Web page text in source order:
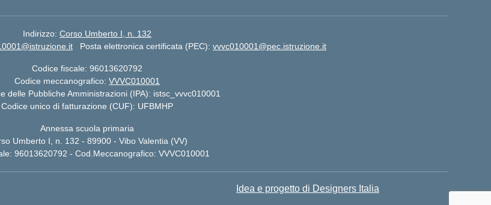
Indirizzo: Corso Umberto I, n. 132
Posta elettronica certificata (PEC): vvvc010001@pec.istruzione.it
Codice fiscale: 96013620792
Codice meccanografico: VVVC010001
delle Pubbliche Amministrazioni (IPA): istsc_vvvc010001
Codice unico di fatturazione (CUF): UFBMHP
Annessa scuola primaria
Umberto I, n. 132 - 89900 - Vibo Valentia (VV)
96013620792 - Cod.Meccanografico: VVVC010001
Idea e progetto di Designers Italia